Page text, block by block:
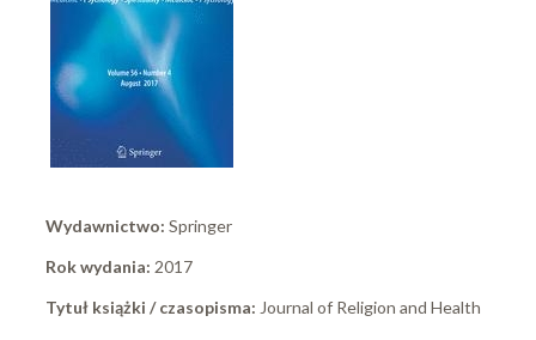
Wydawnictwo: Springer
Rok wydania: 2017
Tytuł książki / czasopisma: Journal of Religion and Health